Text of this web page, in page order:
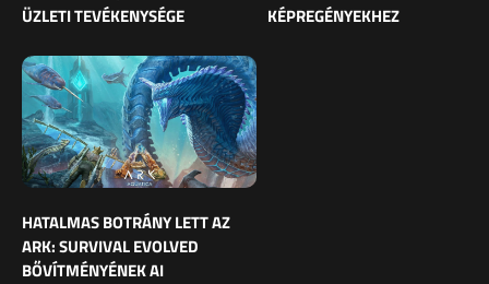
ÜZLETI TEVÉKENYSÉGE
KÉPREGÉNYEKHEZ
HATALMAS BOTRÁNY LETT AZ
ARK: SURVIVAL EVOLVED
BŐVÍTMÉNYÉNEK AI